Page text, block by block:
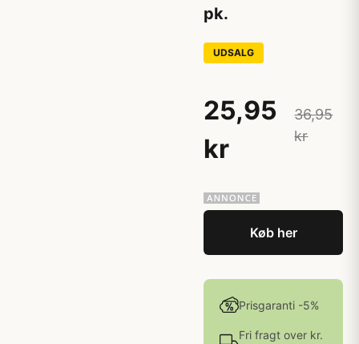
pk.
UDSALG
25,95
kr
36,95
kr
Køb her
Prisgaranti -5%
Fri fragt over kr.